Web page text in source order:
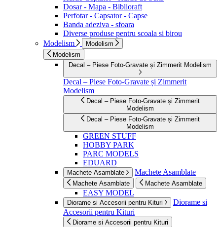
Dosar - Mapa - Biblioraft
Perfotar - Capsator - Capse
Banda adeziva - sfoara
Diverse produse pentru scoala si birou
Modelism
Modelism
Modelism
Decal – Piese Foto-Gravate și Zimmerit Modelism
Decal – Piese Foto-Gravate și Zimmerit
Modelism
Decal – Piese Foto-Gravate și Zimmerit
Modelism
Decal – Piese Foto-Gravate și Zimmerit
Modelism
GREEN STUFF
HOBBY PARK
PARC MODELS
EDUARD
Machete Asamblate Machete Asamblate
Machete Asamblate Machete Asamblate
EASY MODEL
Diorame si Accesorii pentru Kituri
Diorame si
Accesorii pentru Kituri
Diorame si Accesorii pentru Kituri